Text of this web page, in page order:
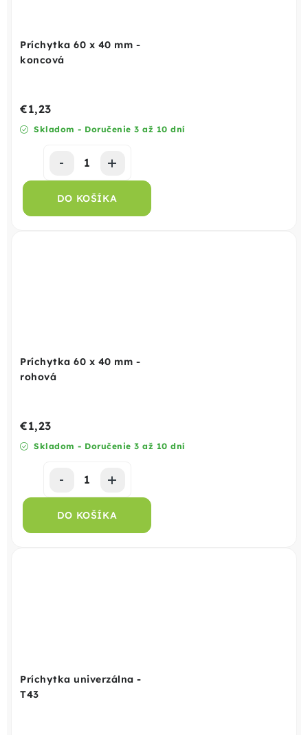
Príchytka 60 x 40 mm -
koncová
Skladom - Doručenie 3 až 10 dní
€1,23
DO KOŠÍKA
Príchytka 60 x 40 mm -
rohová
Skladom - Doručenie 3 až 10 dní
€1,23
DO KOŠÍKA
Príchytka univerzálna -
T43